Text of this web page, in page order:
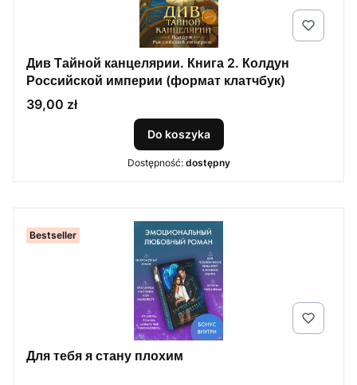
Див Тайной канцелярии. Книга 2. Колдун
Российской империи (формат клатчбук)
Cena
39,00 zł
Do koszyka
Dostępność: dostępny
Bestseller
Для тебя я стану плохим